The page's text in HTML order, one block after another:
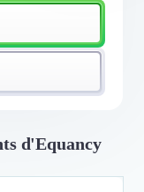
d'Equancy